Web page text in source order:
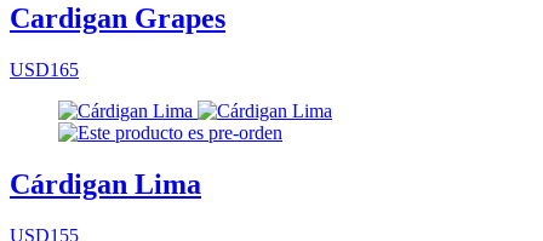
Cardigan Grapes
USD165
Cárdigan Lima
USD155